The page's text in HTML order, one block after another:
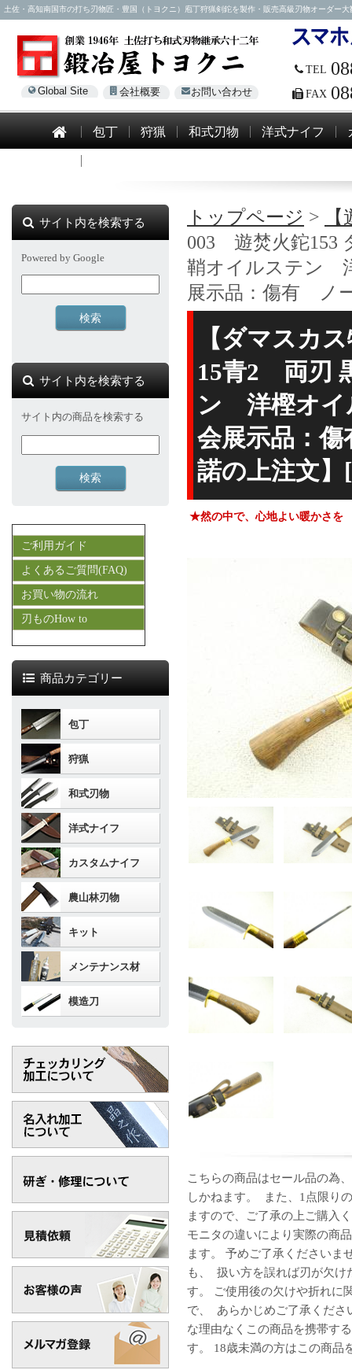
土佐・高知南国市の打ち刃物匠・豊国（トヨクニ）庖丁狩猟剣鉈を製作・販売高級刃物オーダー
Global Site 会社概要 お問い合わせ
TEL
FAX
包丁 狩猟 和式刃物 洋式ナイフ
トップページ >
003 遊焚火鉈153
鞘オイルステン
展示品：傷有 ノ
【ダマスカ
15青2 両刃
ン 洋樫オイ
会展示品：
諾の上注文】
★然の中で、心地よい暖かさ
こちらの商品はセール品の為
しかねます。 また、1点限り
ますので、ご了承の上ご購入
モニタの違いにより実際の商
ます。 予めご了承くださいま
も、 扱い方を誤れば刃が欠け
す。 ご使用後の欠けや折れに
で、 あらかじめご了承くださ
な理由なくこの商品を携帯す
す。 18歳未満の方はこの商品
サイト内を検索する
Powered by Google
サイト内を検索する
サイト内の商品を検索する
ご利用ガイド
よくあるご質問(FAQ)
お買い物の流れ
刃ものHow to
商品カテゴリー
包丁
狩猟
和式刃物
洋式ナイフ
カスタムナイフ
農山林刃物
キット
メンテナンス材
模造刀